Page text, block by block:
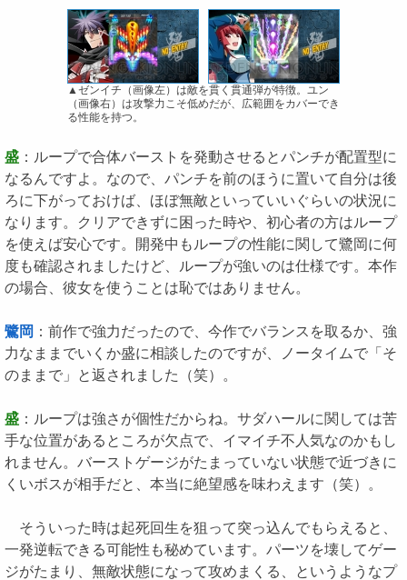
▲ゼンイチ（画像左）は敵を貫く貫通弾が特徴。ユン
（画像右）は攻撃力こそ低めだが、広範囲をカバーでき
る性能を持つ。
盛 ：ループで合体バーストを発動させるとパンチが配置型に
なるんですよ。なので、パンチを前のほうに置いて自分は後
ろに下がっておけば、ほぼ無敵といっていいぐらいの状況に
なります。クリアできずに困った時や、初心者の方はループ
を使えば安心です。開発中もループの性能に関して鷺岡に何
度も確認されましたけど、ループが強いのは仕様です。本作
の場合、彼女を使うことは恥ではありません。
鷺岡 ：前作で強力だったので、今作でバランスを取るか、強
力なままでいくか盛に相談したのですが、ノータイムで「そ
のままで」と返されました（笑）。
盛 ：ループは強さが個性だからね。サダハールに関しては苦
手な位置があるところが欠点で、イマイチ不人気なのかもし
れません。バーストゲージがたまっていない状態で近づきに
くいボスが相手だと、本当に絶望感を味わえます（笑）。
そういった時は起死回生を狙って突っ込んでもらえると、
一発逆転できる可能性も秘めています。パーツを壊してゲー
ジがたまり、無敵状態になって攻めまくる、というようなプ